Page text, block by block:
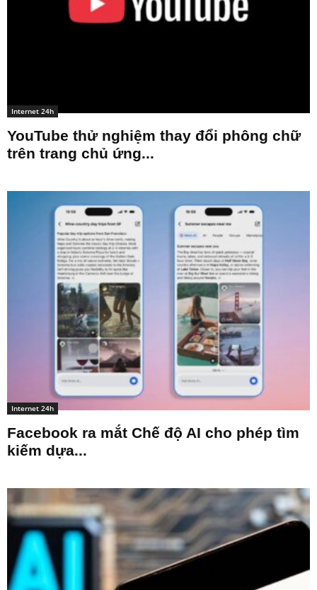
Internet 24h
YouTube thử nghiệm thay đổi phông chữ
trên trang chủ ứng...
Internet 24h
Facebook ra mắt Chế độ AI cho phép tìm
kiếm dựa...